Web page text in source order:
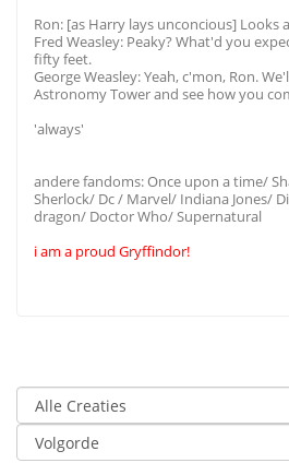
Ron: [as Harry lays unconcious] Looks
Fred Weasley: Peaky? What'd you
fifty feet.
George Weasley: Yeah, c'mon, Ron.
Astronomy Tower and see how you
'always'
andere fandoms: Once upon a time/
Sherlock/ Dc / Marvel/ Indiana Jones/
dragon/ Doctor Who/ Supernatural
i am a proud Gryffindor!